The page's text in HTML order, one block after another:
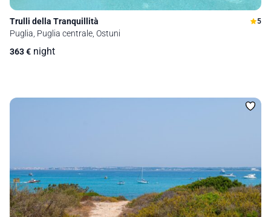
Trulli della Tranquillità 5
Puglia, Puglia centrale, Ostuni
363€ night